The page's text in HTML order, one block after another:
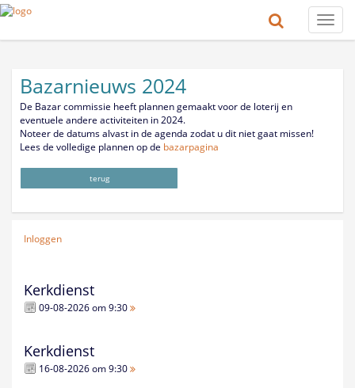
Toggle
Bazarnieuws 2024
De Bazar commissie heeft plannen gemaakt voor de loterij en
eventuele andere activiteiten in 2024.
Noteer de datums alvast in de agenda zodat u dit niet gaat missen!
Lees de volledige plannen op de bazarpagina
terug
Inloggen
Kerkdienst
09-08-2026 om 9:30
Kerkdienst
16-08-2026 om 9:30